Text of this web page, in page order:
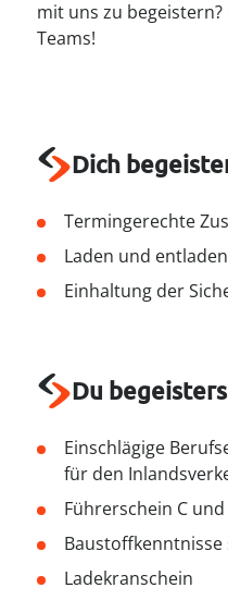
mit uns zu
Teams!
Dich
Termingerechte
Laden und
Einhaltung der
Du
Einschlägige
für den
Führerschein C und
Ladekranschein